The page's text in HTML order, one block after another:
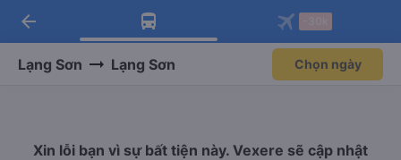
Tải app Vexere ngay!
Nhận ưu đãi thành viên độc
Mở app
Tải app Vexere
-30k/ghế khi đặt vé máy bay qua
Mở app
arrow_back
Lạng Sơn Lạng Sơn Chọn ngày
Xin lỗi bạn vì sự bất tiện này. Vexere sẽ cập nhật